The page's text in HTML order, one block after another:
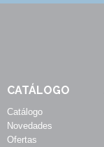
CATÁLOGO
Catálogo
Novedades
Ofertas